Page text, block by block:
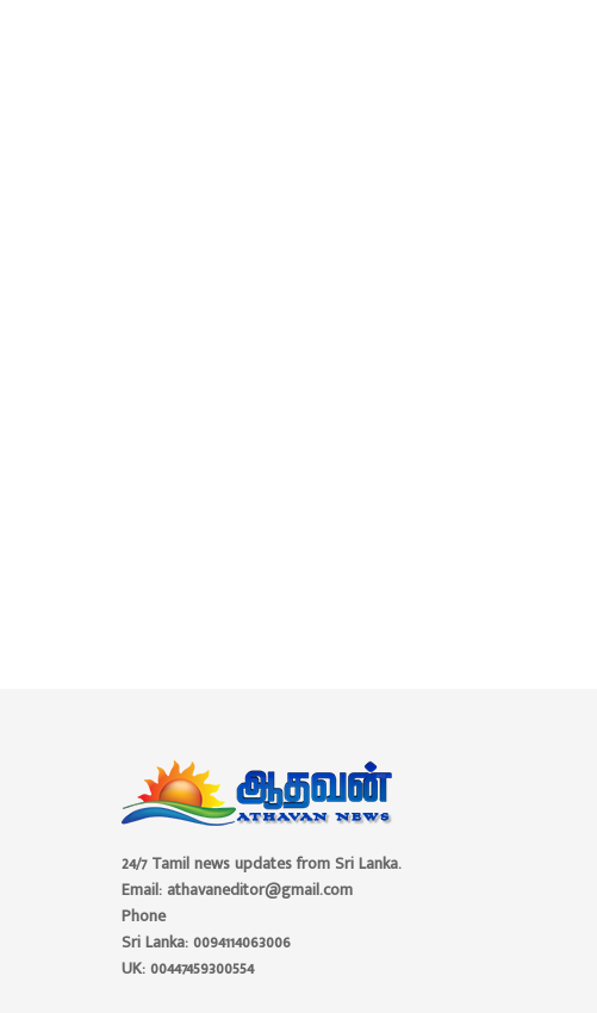
24/7 Tamil news updates from Sri Lanka.
Email: athavaneditor@gmail.com
Phone
Sri Lanka: 0094114063006
UK: 00447459300554